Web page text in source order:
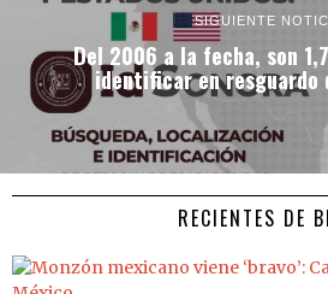
SIGUIENTE
Del 2006 a la fecha, son
identificar en resguardo
RECIENTES DE